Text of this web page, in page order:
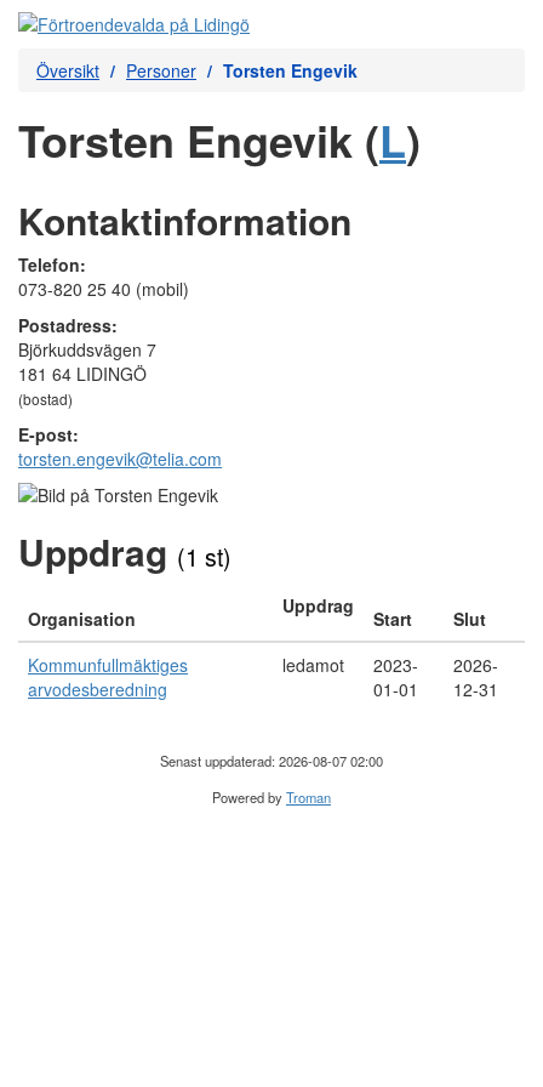
Översikt Personer Torsten Engevik
Torsten Engevik (L)
Kontaktinformation
Telefon:
073-820 25 40 (mobil)
Postadress:
Björkuddsvägen 7
181 64 LIDINGÖ
(bostad)
E-post:
torsten.engevik@telia.com
Uppdrag (1 st)
Organisation
Uppdrag
Start
Slut
Kommunfullmäktiges
arvodesberedning
ledamot
2023-
01-01
2026-
12-31
Senast uppdaterad: 2026-08-07 02:00
Powered byTroman